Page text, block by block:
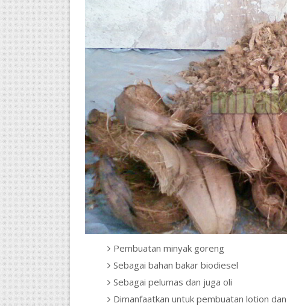
Pembuatan minyak goreng
Sebagai bahan bakar biodiesel
Sebagai pelumas dan juga oli
Dimanfaatkan untuk pembuatan lotion